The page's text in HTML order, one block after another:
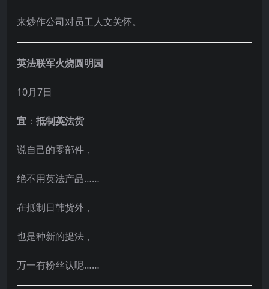
来炒作公司对员工人文关怀。
英法联军火烧圆明园
10月7日
宜 ： 抵制英法货
说自己的零部件，
绝不用英法产品……
在抵制日韩货外，
也是种新的提法，
万一有粉丝认呢……